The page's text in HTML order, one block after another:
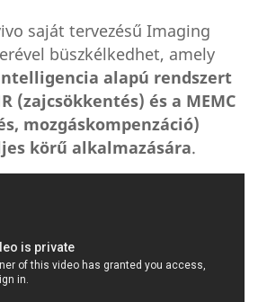
saját tervezésű Imaging
büszkélkedhet, amely
alapú rendszert
(zajcsökkentés) és a MEMC
mozgáskompenzáció)
körű alkalmazására.